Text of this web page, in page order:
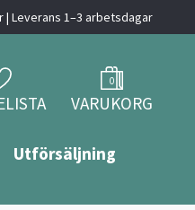
| Leverans 1–3 arbetsdagar
0
VARUKORG
Utförsäljning